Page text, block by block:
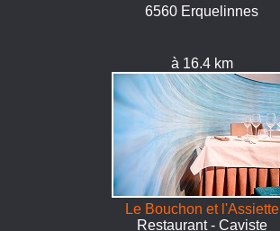
6560 Erquelinnes
à 16.4 km
Le Bouchon et l'Assiette
Restaurant - Caviste